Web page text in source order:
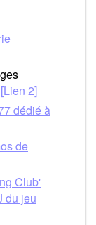
[Lien 2]
dédié à
de
Club'
du jeu